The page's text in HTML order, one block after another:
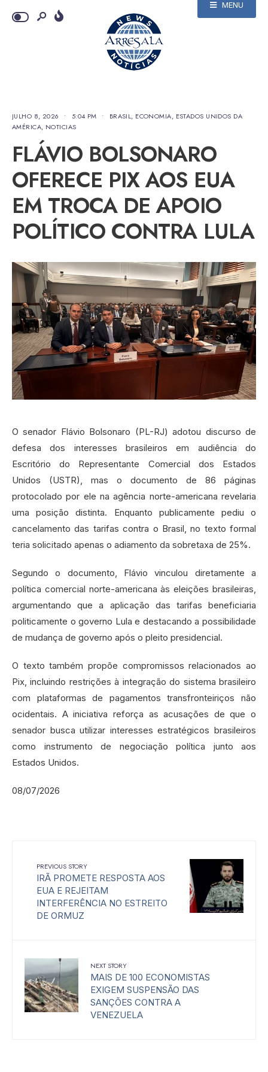
MENU
JULHO 8, 2026 • 5:04 PM • BRASIL, ECONOMIA, ESTADOS UNIDOS DA
AMÉRICA, NOTICIAS
FLÁVIO BOLSONARO
OFERECE PIX AOS EUA
EM TROCA DE APOIO
POLÍTICO CONTRA LULA
O senador Flávio Bolsonaro (PL-RJ) adotou discurso de
defesa dos interesses brasileiros em audiência do
Escritório do Representante Comercial dos Estados
Unidos (USTR), mas o documento de 86 páginas
protocolado por ele na agência norte-americana revelaria
uma posição distinta. Enquanto publicamente pediu o
cancelamento das tarifas contra o Brasil, no texto formal
teria solicitado apenas o adiamento da sobretaxa de 25%.
Segundo o documento, Flávio vinculou diretamente a
política comercial norte-americana às eleições brasileiras,
argumentando que a aplicação das tarifas beneficiaria
politicamente o governo Lula e destacando a possibilidade
de mudança de governo após o pleito presidencial.
O texto também propõe compromissos relacionados ao
Pix, incluindo restrições à integração do sistema brasileiro
com plataformas de pagamentos transfronteiriços não
ocidentais. A iniciativa reforça as acusações de que o
senador busca utilizar interesses estratégicos brasileiros
como instrumento de negociação política junto aos
Estados Unidos.
08/07/2026
PREVIOUS STORY
IRÃ PROMETE RESPOSTA AOS
EUA E REJEITAM
INTERFERÊNCIA NO ESTREITO
DE ORMUZ
NEXT STORY
MAIS DE 100 ECONOMISTAS
EXIGEM SUSPENSÃO DAS
SANÇÕES CONTRA A
VENEZUELA